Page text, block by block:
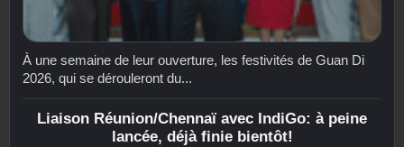
À une semaine de leur ouverture, les festivités de Guan Di
2026, qui se dérouleront du...
Liaison Réunion/Chennaï avec IndiGo: à peine
lancée, déjà finie bientôt!